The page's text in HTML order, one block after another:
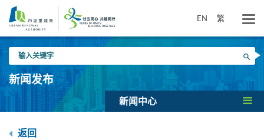
要
EN 繁
入
关
键
搜寻
新闻发布
新闻中心
返回